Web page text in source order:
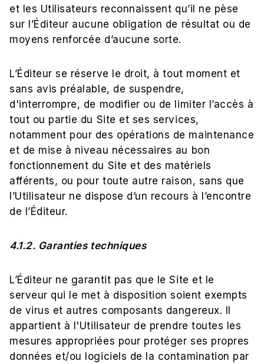
et les Utilisateurs reconnaissent qu’il ne pèse
sur l’Éditeur aucune obligation de résultat ou de
moyens renforcée d’aucune sorte.
L’Éditeur se réserve le droit, à tout moment et
sans avis préalable, de suspendre,
d'interrompre, de modifier ou de limiter l’accès à
tout ou partie du Site et ses services,
notamment pour des opérations de maintenance
et de mise à niveau nécessaires au bon
fonctionnement du Site et des matériels
afférents, ou pour toute autre raison, sans que
l’Utilisateur ne dispose d’un recours à l’encontre
de l’Éditeur.
4.1.2. Garanties techniques
L’Éditeur ne garantit pas que le Site et le
serveur qui le met à disposition soient exempts
de virus et autres composants dangereux. Il
appartient à l'Utilisateur de prendre toutes les
mesures appropriées pour protéger ses propres
données et/ou logiciels de la contamination par